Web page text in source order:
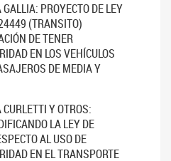
PROYECTO DE LEY
(TRANSITO)
DE TENER
EN LOS VEHÍCULOS
DE MEDIA Y
Y OTROS:
LA LEY DE
AL USO DE
EN EL TRANSPORTE